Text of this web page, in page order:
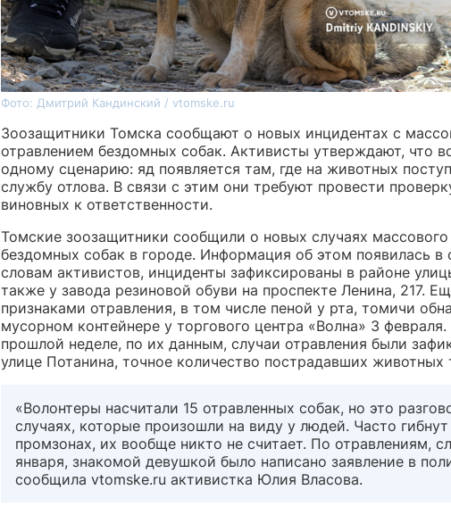
Фото: Дмитрий Кандинский / vtomske.ru
Зоозащитники Томска сообщают о новых инцидентах с
отравлением бездомных собак. Активисты утверждают, что
одному сценарию: яд появляется там, где на животных
службу отлова. В связи с этим они требуют провести
виновных к ответственности.
Томские зоозащитники сообщили о новых случаях массового
бездомных собак в городе. Информация об этом появилась в
словам активистов, инциденты зафиксированы в районе
также у завода резиновой обуви на проспекте Ленина, 217.
признаками отравления, в том числе пеной у рта, томичи
мусорном контейнере у торгового центра «Волна» 3
прошлой неделе, по их данным, случаи отравления были
улице Потанина, точное количество пострадавших животных
«Волонтеры насчитали 15 отравленных собак, но это
случаях, которые произошли на виду у людей. Часто
промзонах, их вообще никто не считает. По отравлениям,
января, знакомой девушкой было написано заявление в
сообщила vtomske.ru активистка Юлия Власова.